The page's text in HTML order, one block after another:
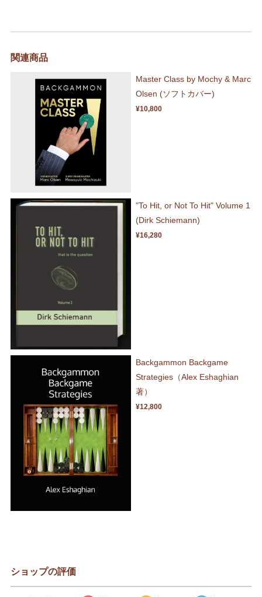
関連商品
Master Class by Mochy & Marc
Olsen (ソフトカバー)
¥10,800
"To Hit, or Not To Hit" Volume 1
(Dirk Schiemann)
¥16,280
Backgammon Backgame
Strategies（Alex Eshaghian
著）
¥12,800
ショップの評価